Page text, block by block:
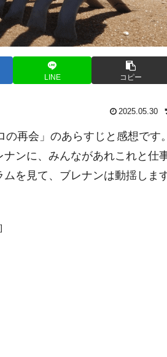
LINE コピー
2025.05.30
再会」のあらすじと感想です。
ンに、みんながあれこれと仕
を見て、ブレナンは動揺します